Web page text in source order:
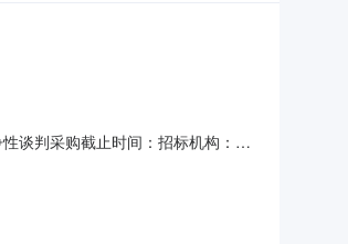
谈判采购截止时间：招标机构：招
老干部局项目编号：涟采购